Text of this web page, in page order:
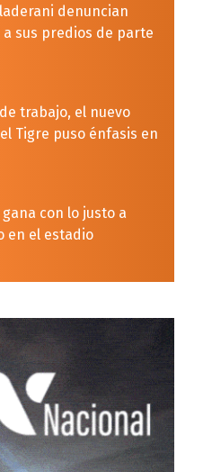
denuncian
sus predios de parte
trabajo, el nuevo
Tigre puso énfasis en
con lo justo a
en el estadio